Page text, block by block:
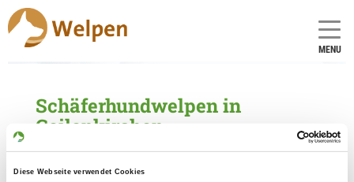
Diese Webseite verwendet Cookies
MENU
Schäferhundwelpen in
Geilenkirchen
Schäferhundwelpen gefunden